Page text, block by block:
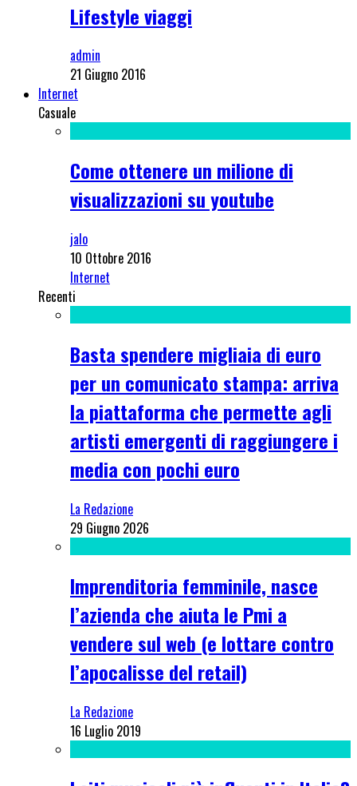
Lifestyle viaggi
admin
21 Giugno 2016
Internet
Casuale
Come ottenere un milione di
visualizzazioni su youtube
jalo
10 Ottobre 2016
Internet
Recenti
Basta spendere migliaia di euro
per un comunicato stampa: arriva
la piattaforma che permette agli
artisti emergenti di raggiungere i
media con pochi euro
La Redazione
29 Giugno 2026
Imprenditoria femminile, nasce
l’azienda che aiuta le Pmi a
vendere sul web (e lottare contro
l’apocalisse del retail)
La Redazione
16 Luglio 2019